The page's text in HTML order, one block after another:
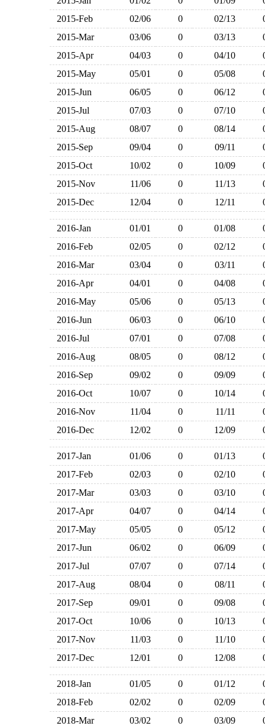
2015-Feb
02/06 0 02/13
2015-Mar
03/06 0 03/13
2015-Apr
04/03 0 04/10
2015-May
05/01 0 05/08
2015-Jun
06/05 0 06/12
2015-Jul
07/03 0 07/10
2015-Aug
08/07 0 08/14
2015-Sep
09/04 0 09/11
2015-Oct
10/02 0 10/09
2015-Nov
11/06 0 11/13
2015-Dec
12/04 0 12/11
2016-Jan 01/01 0 01/08
2016-Feb
02/05 0 02/12
2016-Mar
03/04 0 03/11
2016-Apr
04/01 0 04/08
2016-May
05/06 0 05/13
2016-Jun
06/03 0 06/10
2016-Jul
07/01 0 07/08
2016-Aug
08/05 0 08/12
2016-Sep
09/02 0 09/09
2016-Oct
10/07 0 10/14
2016-Nov
11/04 0 11/11
2016-Dec
12/02 0 12/09
2017-Jan 01/06 0 01/13
2017-Feb
02/03 0 02/10
2017-Mar
03/03 0 03/10
2017-Apr
04/07 0 04/14
2017-May
05/05 0 05/12
2017-Jun
06/02 0 06/09
2017-Jul
07/07 0 07/14
2017-Aug
08/04 0 08/11
2017-Sep
09/01 0 09/08
2017-Oct
10/06 0 10/13
2017-Nov
11/03 0 11/10
2017-Dec
12/01 0 12/08
2018-Jan 01/05 0 01/12
2018-Feb
02/02 0 02/09
2018-Mar
03/02 0 03/09